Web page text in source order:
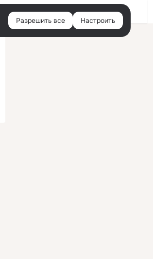
Войти
Разрешить все Настроить